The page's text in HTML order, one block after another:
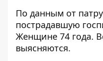
По данным от
пострадавшую
Женщине 74 года.
выясняются.